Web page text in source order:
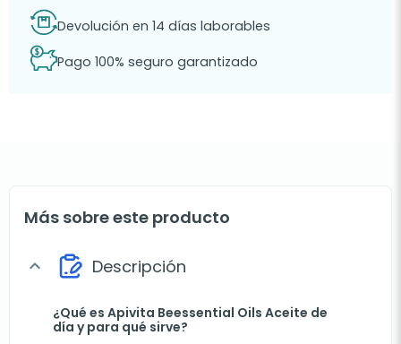
Devolución en 14 días laborables
Pago 100% seguro garantizado
Más sobre este producto
expand_more Descripción
¿Qué es Apivita Beessential Oils Aceite de
día y para qué sirve?